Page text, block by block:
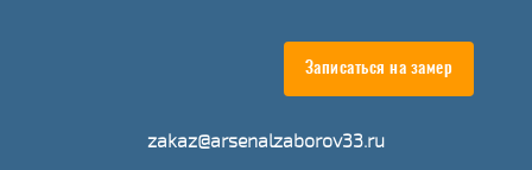
Записаться на замер
zakaz@arsenalzaborov33.ru